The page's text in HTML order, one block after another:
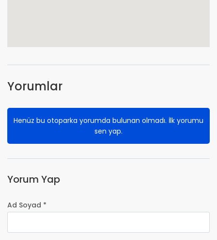
Yorumlar
Henüz bu otoparka yorumda bulunan olmadı. İlk yorumu
sen yap.
Yorum Yap
Ad Soyad *